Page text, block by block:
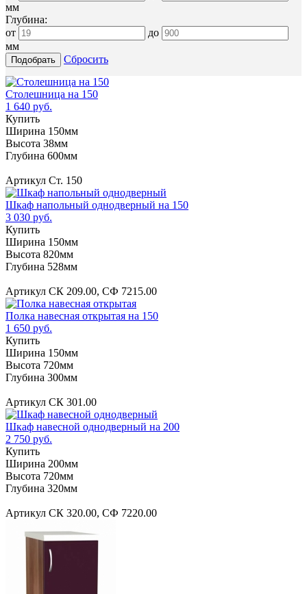
мм
Глубина:
от
до
мм
Сбросить
Столешница на 150
1 640 руб.
Купить
Ширина 150мм
Высота 38мм
Глубина 600мм
Артикул Ст. 150
Шкаф напольный однодверный на 150
3 030 руб.
Купить
Ширина 150мм
Высота 820мм
Глубина 528мм
Артикул СК 209.00, СФ 7215.00
Полка навесная открытая на 150
1 650 руб.
Купить
Ширина 150мм
Высота 720мм
Глубина 300мм
Артикул СК 301.00
Шкаф навесной однодверный на 200
2 750 руб.
Купить
Ширина 200мм
Высота 720мм
Глубина 320мм
Артикул СК 320.00, СФ 7220.00